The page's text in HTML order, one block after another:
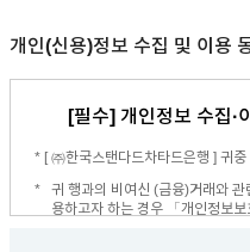
개인(신용)정보 수집 및 이용
[필수] 개인정보 수집·
* [ ㈜한국스탠다드차타드은행 ] 귀중
귀 행과의 비여신 (금융)거래와 관
용하고자 하는 경우 「개인정보